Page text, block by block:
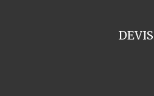
DEVIS